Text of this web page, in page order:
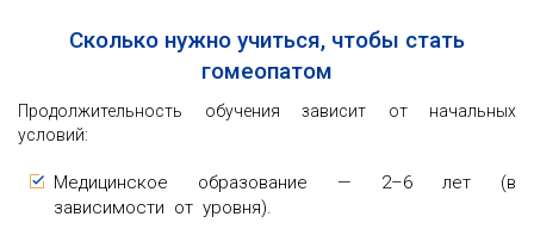
Сколько нужно учиться, чтобы стать
гомеопатом
Продолжительность обучения зависит от начальных
условий:
Медицинское образование — 2–6 лет (в
зависимости от уровня).